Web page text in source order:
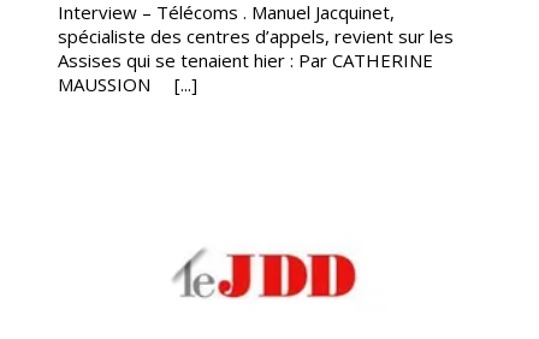
Interview – Télécoms . Manuel Jacquinet,
spécialiste des centres d’appels, revient sur les
Assises qui se tenaient hier : Par CATHERINE
MAUSSION [...]